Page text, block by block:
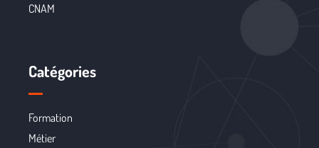
CNAM
Catégories
Formation
Métier